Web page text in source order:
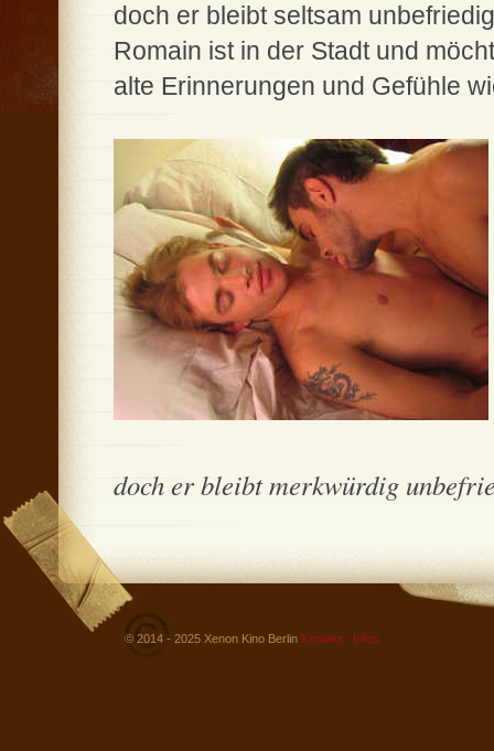
doch er bleibt seltsam
Romain ist in der Stadt und
alte Erinnerungen und Gefühle
doch er bleibt merkwürdig
© 2014 - 2025 Xenon Kino Berlin Kontakt - Infos